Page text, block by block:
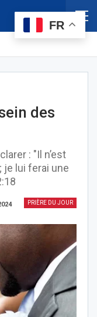
des
: "Il n’est
je lui ferai une
PRIÈRE DU JOUR
FR